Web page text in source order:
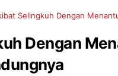
Selingkuh Dengan
Dengan